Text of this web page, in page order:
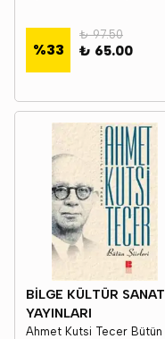
%33
₺ 97.50
₺ 65.00
BİLGE KÜLTÜR SANAT
YAYINLARI
Ahmet Kutsi Tecer Bütün